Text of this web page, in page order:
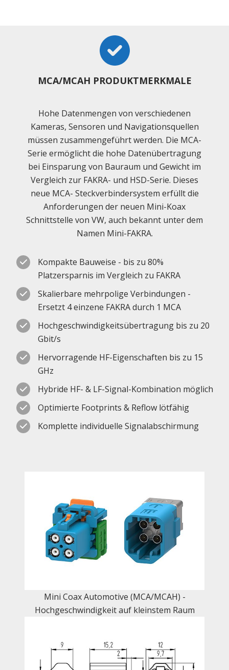
MCA/MCAH PRODUKTMERKMALE
Hohe Datenmengen von verschiedenen
Kameras, Sensoren und Navigationsquellen
müssen zusammengeführt werden. Die MCA-
Serie ermöglicht die hohe Datenübertragung
bei Einsparung von Bauraum und Gewicht im
Vergleich zur FAKRA- und HSD-Serie. Dieses
neue MCA- Steckverbindersystem erfüllt die
Anforderungen der neuen Mini-Koax
Schnittstelle von VW, auch bekannt unter dem
Namen Mini-FAKRA.
Kompakte Bauweise - bis zu 80%
Platzersparnis im Vergleich zu FAKRA
Skalierbare mehrpolige Verbindungen -
Ersetzt 4 einzene FAKRA durch 1 MCA
Hochgeschwindigkeitsübertragung bis zu 20
Gbit/s
Hervorragende HF-Eigenschaften bis zu 15
GHz
Hybride HF- & LF-Signal-Kombination möglich
Optimierte Footprints & Reflow lötfähig
Komplette individuelle Signalabschirmung
Mini Coax Automotive (MCA/MCAH) -
Hochgeschwindigkeit auf kleinstem Raum